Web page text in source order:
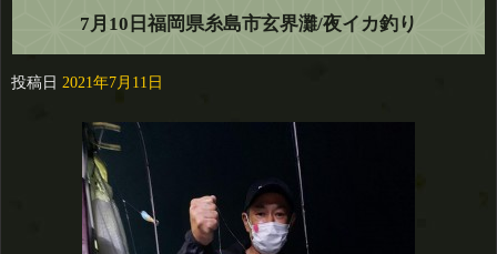
7月10日福岡県糸島市玄界灘/夜イカ釣り
投稿日 2021年7月11日